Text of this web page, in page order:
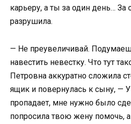
карьеру, а ты за один день… За
разрушила.
— Не преувеличивай.
навестить невестку. Что тут
Петровна аккуратно сложила
ящик и повернулась к сыну, —
пропадает, мне нужно было
попросила твою жену помочь, а